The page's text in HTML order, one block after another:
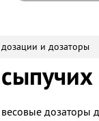
и дозаторы
дозаторы